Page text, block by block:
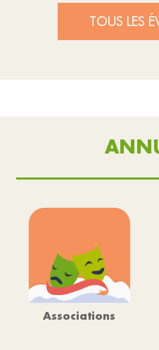
TOUS LES
Associations